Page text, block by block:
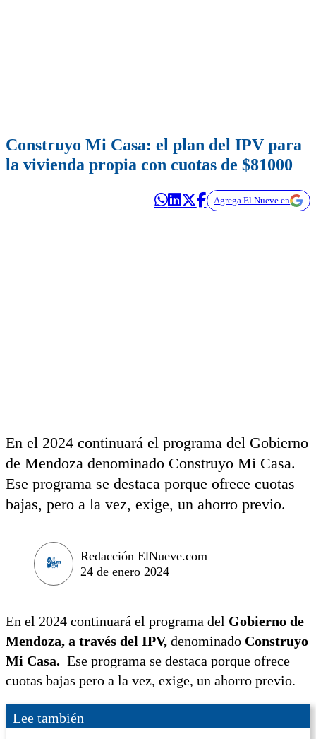
Construyo Mi Casa: el plan del IPV para
la vivienda propia con cuotas de $81000
Agrega El Nueve en
En el 2024 continuará el programa del Gobierno
de Mendoza denominado Construyo Mi Casa.
Ese programa se destaca porque ofrece cuotas
bajas, pero a la vez, exige, un ahorro previo.
Redacción ElNueve.com
24 de enero 2024
En el 2024 continuará el programa del Gobierno de
Mendoza, a través del IPV, denominado Construyo
Mi Casa. Ese programa se destaca porque ofrece
cuotas bajas pero a la vez, exige, un ahorro previo.
Lee también